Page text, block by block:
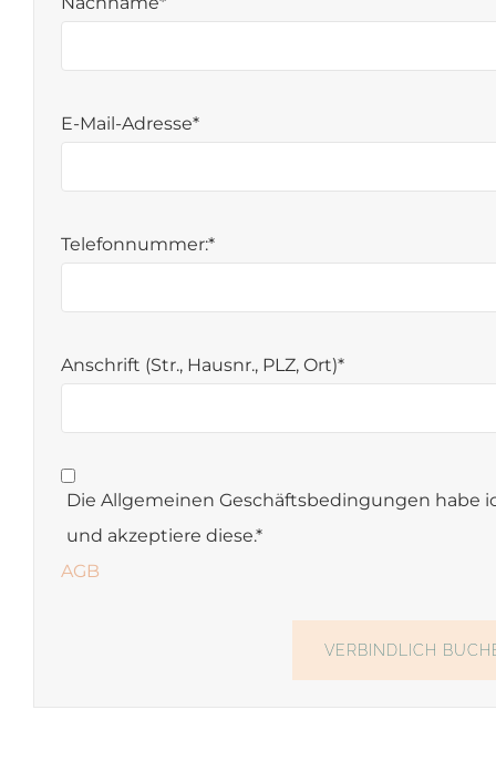
E-Mail-Adresse*
Telefonnummer:*
Anschrift (Str., Hausnr., PLZ, Ort)*
Die Allgemeinen Geschäftsbedingungen habe
und akzeptiere diese.*
AGB